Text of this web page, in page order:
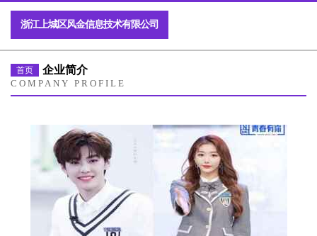
浙江上城区风金信息技术有限公司
首页 企业简介
COMPANY PROFILE